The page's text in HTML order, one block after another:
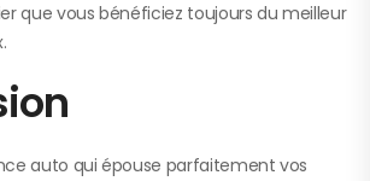
que vous bénéficiez toujours du meilleur
auto qui épouse parfaitement vos